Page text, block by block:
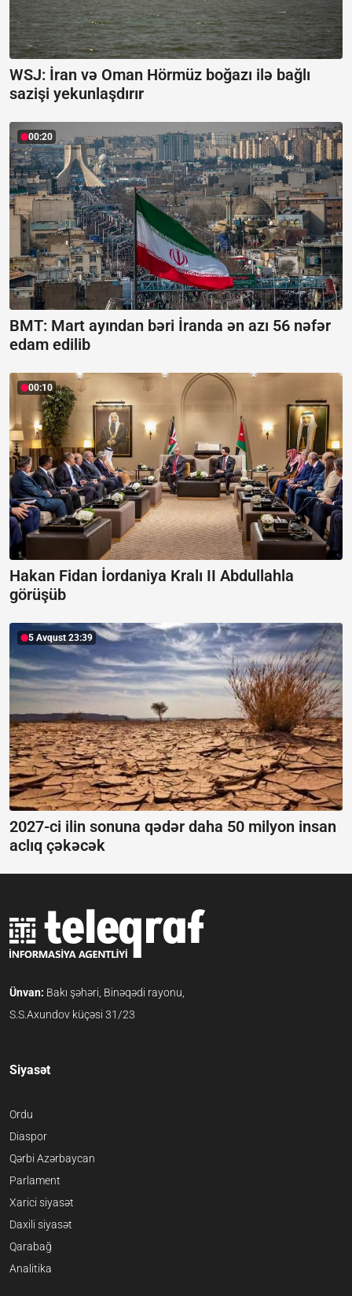
WSJ: İran və Oman Hörmüz boğazı ilə bağlı
sazişi yekunlaşdırır
00:20
BMT: Mart ayından bəri İranda ən azı 56 nəfər
edam edilib
00:10
Hakan Fidan İordaniya Kralı II Abdullahla
görüşüb
5 Avqust 23:39
2027-ci ilin sonuna qədər daha 50 milyon insan
aclıq çəkəcək
Ünvan: Bakı şəhəri, Binəqədi rayonu,
S.S.Axundov küçəsi 31/23
Siyasət
Ordu
Diaspor
Qərbi Azərbaycan
Parlament
Xarici siyasət
Daxili siyasət
Qarabağ
Analitika